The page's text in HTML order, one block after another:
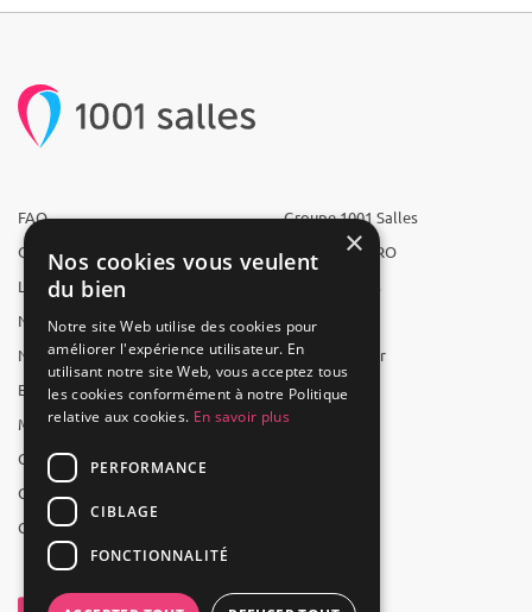
FAQ
Qui sommes-nous ?
L'équipe
Nous recrutons
Nos partenaires
Espace presse
Mentions légales
CGV
CGU
Contact
Groupe 1001 Salles
1001 Salles PRO
1001 Traiteurs
1001 Artistes
Reserverunbar
MP2
×
Nos cookies vous veulent
du bien
Notre site Web utilise des cookies pour
améliorer l'expérience utilisateur. En
utilisant notre site Web, vous acceptez tous
les cookies conformément à notre Politique
relative aux cookies. En savoir plus
PERFORMANCE
CIBLAGE
FONCTIONNALITÉ